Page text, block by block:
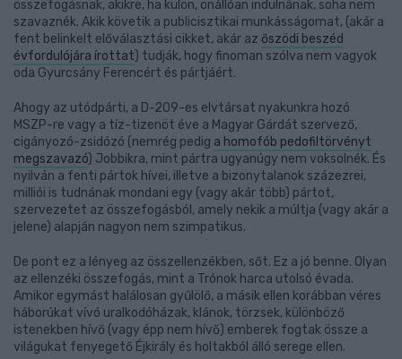
összefogásnak, akikre, ha külön, önállóan indulnának, soha nem
szavaznék. Akik követik a publicisztikai munkásságomat, (akár a
fent belinkelt előválasztási cikket, akár az őszödi beszéd
évfordulójára írottat) tudják, hogy finoman szólva nem vagyok
oda Gyurcsány Ferencért és pártjáért.
Ahogy az utódpárti, a D-209-es elvtársat nyakunkra hozó
MSZP-re vagy a tíz-tizenöt éve a Magyar Gárdát szervező,
cigányozó-zsidózó (nemrég pedig a homofób pedofiltörvényt
megszavazó) Jobbikra, mint pártra ugyanúgy nem voksolnék. És
nyilván a fenti pártok hívei, illetve a bizonytalanok százezrei,
milliói is tudnának mondani egy (vagy akár több) pártot,
szervezetet az összefogásból, amely nekik a múltja (vagy akár a
jelene) alapján nagyon nem szimpatikus.
De pont ez a lényeg az összellenzékben, sőt. Ez a jó benne. Olyan
az ellenzéki összefogás, mint a Trónok harca utolsó évada.
Amikor egymást halálosan gyűlölő, a másik ellen korábban véres
háborúkat vívó uralkodóházak, klánok, törzsek, különböző
istenekben hívő (vagy épp nem hívő) emberek fogtak össze a
világukat fenyegető Éjkirály és holtakból álló serege ellen.